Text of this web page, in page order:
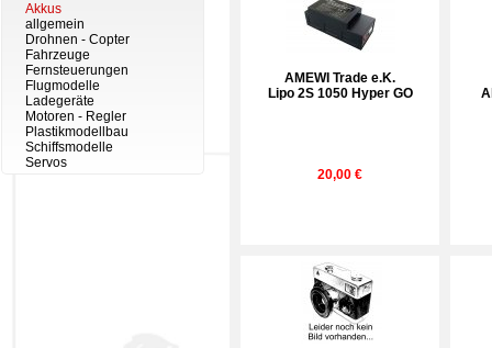
Akkus
allgemein
Drohnen - Copter
Fahrzeuge
Fernsteuerungen
Flugmodelle
Ladegeräte
Motoren - Regler
Plastikmodellbau
Schiffsmodelle
Servos
AMEWI Trade e.K.
Lipo 2S 1050 Hyper GO
20,00 €